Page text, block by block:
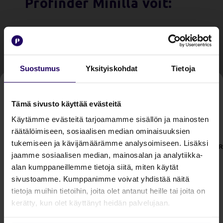
Suostumus Yksityiskohdat Tietoja
Tämä sivusto käyttää evästeitä
Käytämme evästeitä tarjoamamme sisällön ja mainosten
räätälöimiseen, sosiaalisen median ominaisuuksien
tukemiseen ja kävijämäärämme analysoimiseen. Lisäksi
jaamme sosiaalisen median, mainosalan ja analytiikka-
alan kumppaneillemme tietoja siitä, miten käytät
sivustoamme. Kumppanimme voivat yhdistää näitä
tietoja muihin tietoihin, joita olet antanut heille tai joita on
kerätty, kun olet käyttänyt heidän palvelujaan.
Profinder Minillä voit:
Hakea yrityksiä ja päättäjiä yhdestä
nopeasti
suoraan sovelluksesta
Selata omia kohderyhmälistoja ja edetä
kontaktista seuraavaan
Nähdä kuka soittaa
Profinder Minissä on soittajan
tunnistus, joka on toistaiseksi saatavilla
Android-puhelimille.
Kokeile Profinderia 14 päivää
maksutta!
Säästä aikaa ja aloita tehokas
prospektointi jo tänään.